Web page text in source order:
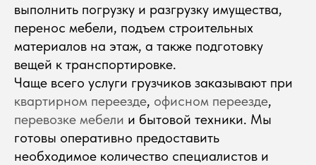
выполнить погрузку и разгрузку имущества,
перенос мебели, подъем строительных
материалов на этаж, а также подготовку
вещей к транспортировке.
Чаще всего услуги грузчиков заказывают при
квартирном переезде, офисном переезде,
перевозке мебели и бытовой техники. Мы
готовы оперативно предоставить
необходимое количество специалистов и